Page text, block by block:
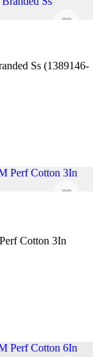
Ss (1389146-
Cotton 3In